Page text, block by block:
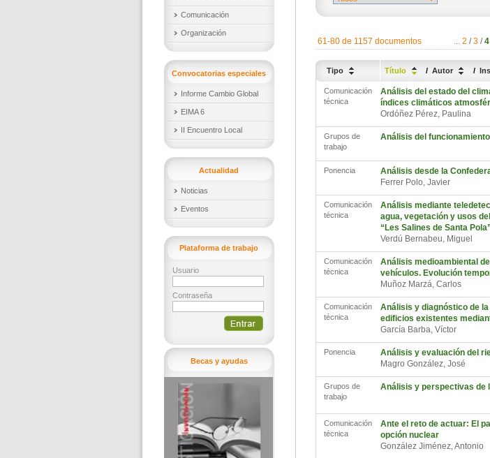
Comunicación
Organización
Convocatorias especiales
Informe Cambio Global
EIMA 6
II Encuentro Local
Actualidad
Noticias
Eventos
Plataforma de trabajo
Usuario
Contraseña
Becas y ayudas
61-80 de 1157 documentos ... 2 / 3 /4
Tipo Título / Autor /
Comunicación
técnica
Análisis del estado del
índices climáticos
Ordóñez Pérez, Paulina
Grupos de
trabajo
Análisis del
Ponencia
Análisis desde la
Ferrer Polo, Javier
Comunicación
técnica
Análisis mediante
agua, vegetación y usos
“Les Salines de Santa
Verdú Bernabeu, Miguel
Comunicación
técnica
Análisis medioambiental
vehículos. Evolución
Muñoz Marzá, Carlos
Comunicación
técnica
Análisis y diagnóstico de
edificios existentes
García Barba, Víctor
Ponencia
Análisis y evaluación del
Magro González, José
Grupos de
trabajo
Análisis y perspectivas de
Comunicación
técnica
Ante el reto de actuar: El
opción nuclear
González Jiménez, Antonio